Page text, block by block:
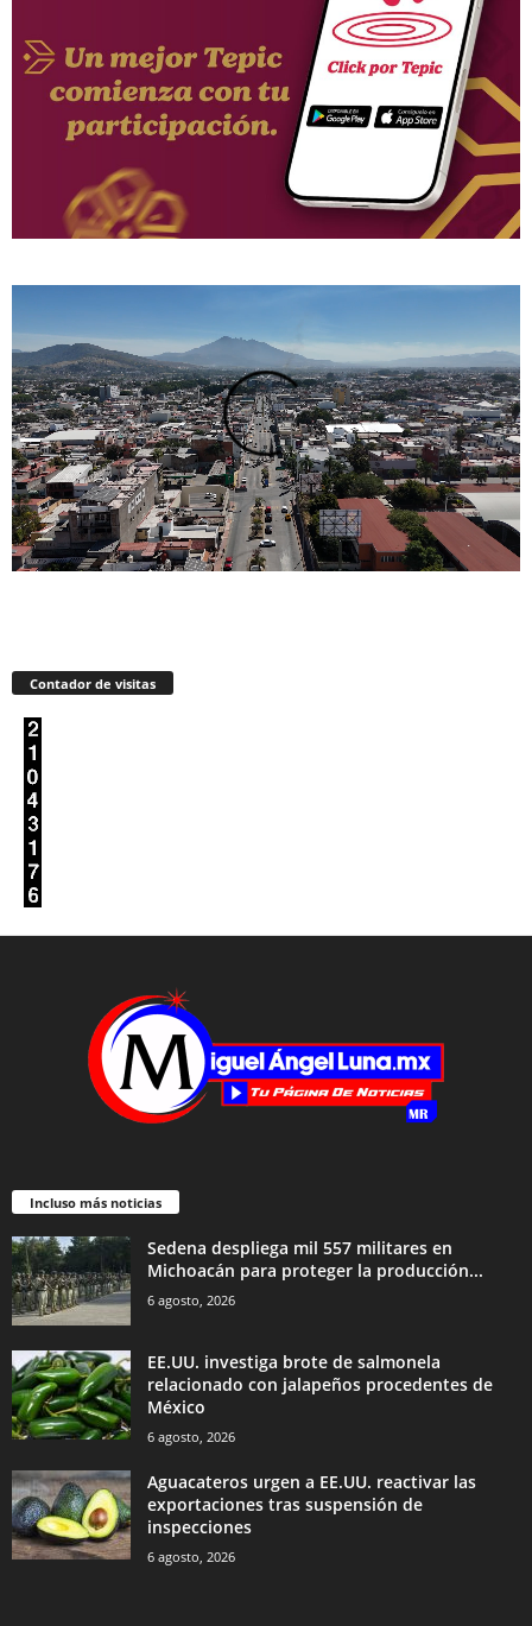
Contador de visitas
Incluso más noticias
Sedena despliega mil 557 militares en
Michoacán para proteger la producción...
6 agosto, 2026
EE.UU. investiga brote de salmonela
relacionado con jalapeños procedentes de
México
6 agosto, 2026
Aguacateros urgen a EE.UU. reactivar las
exportaciones tras suspensión de
inspecciones
6 agosto, 2026